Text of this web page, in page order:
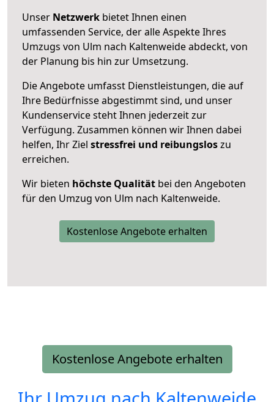
Unser Netzwerk bietet Ihnen einen
umfassenden Service, der alle Aspekte Ihres
Umzugs von Ulm nach Kaltenweide abdeckt, von
der Planung bis hin zur Umsetzung.
Die Angebote umfasst Dienstleistungen, die auf
Ihre Bedürfnisse abgestimmt sind, und unser
Kundenservice steht Ihnen jederzeit zur
Verfügung. Zusammen können wir Ihnen dabei
helfen, Ihr Ziel stressfrei und reibungsloszu
erreichen.
Wir bieten höchste Qualität bei den Angeboten
für den Umzug von Ulm nach Kaltenweide.
Kostenlose Angebote erhalten
Kostenlose Angebote erhalten